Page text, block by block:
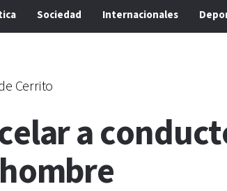
Sociedad Internacionales
Cerrito
a